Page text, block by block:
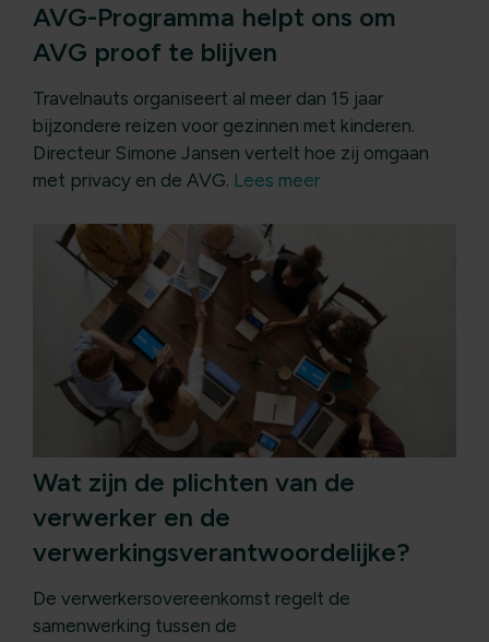
AVG-Programma helpt ons om
AVG proof te blijven
Travelnauts organiseert al meer dan 15 jaar
bijzondere reizen voor gezinnen met kinderen.
Directeur Simone Jansen vertelt hoe zij omgaan
met privacy en de AVG. Lees meer
Wat zijn de plichten van de
verwerker en de
verwerkingsverantwoordelijke?
De verwerkersovereenkomst regelt de
samenwerking tussen de